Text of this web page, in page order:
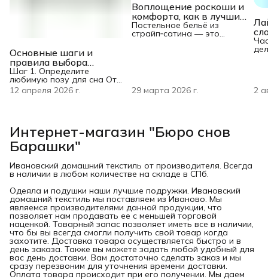
Основные шаги и
правила выбора
подушки для сна. Что
учесть и на что
обратить внимание. Как
Шаг 1. Определите
любимую позу для сна От
этого зависит оптимальная
высота и жёсткость: На
пространство между
плечом и головой. Высота
— примерно 10–16 см
(зависит от ширины плеч).
Подушка не должна сильно
проминаться. На спине:
выбирайте среднюю
высоту (8–10 см) и
умеренную жёсткость.
Голова не должна
«заваливаться» назад ил
12 апреля 2026 г.
Воплощение роскоши и
комфорта, как в лучших
пятизвёздочных отелях
Постельное бельё из
страйп‑сатина — это
гипоаллергенность,
а натуральный состав
безопасен даже для
чувствительной кожи и
прочность и долговечность
— б
29 марта 2026 г. 2
Интернет-магазин "Бюро снов
Барашки"
Ивановский домашний текстиль от производителя. Всегда
в наличии в любом количестве на складе в СПб.
Одеяла и подушки наши лучшие подружки. Ивановский
домашний текстиль мы поставляем из Иваново. Мы
являемся производителями данной продукции, что
позволяет нам продавать ее с меньшей торговой
наценкой. Товарный запас позволяет иметь все в наличии,
что бы вы всегда смогли получить свой товар когда
захотите. Доставка товара осуществляется быстро и в
день заказа. Также вы можете задать любой удобный для
вас день доставки. Вам достаточно сделать заказ и мы
сразу перезвоним для уточнения времени доставки.
Оплата товара происходит при его получении. Мы даем